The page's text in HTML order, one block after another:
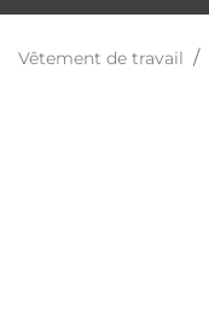
Vêtement de travail